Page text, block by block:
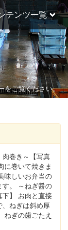
をご覧ください。
テンツ一覧
巻き～【写真
に巻いて焼きま
味しいお弁当の
。 ～ねぎ醤の
】 お肉と直接
ねぎは斜め厚
ねぎの歯ごたえ